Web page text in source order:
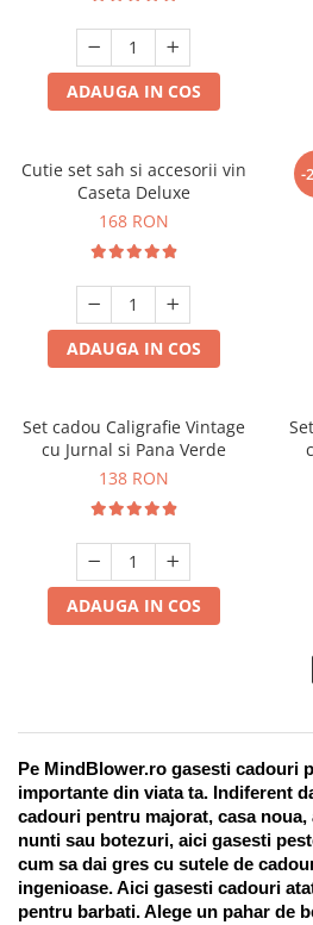
ADAUGA IN COS
Cutie set sah si accesorii vin
Caseta Deluxe
168 RON
ADAUGA IN COS
-
Set cadou Caligrafie Vintage
cu Jurnal si Pana Verde
138 RON
ADAUGA IN COS
Pe MindBlower.ro gasesti cadouri
importante din viata ta. Indiferent
cadouri pentru majorat, casa
nunti sau botezuri, aici gasesti
cum sa dai gres cu sutele de
ingenioase. Aici gasesti cadouri
pentru barbati. Alege un pahar de